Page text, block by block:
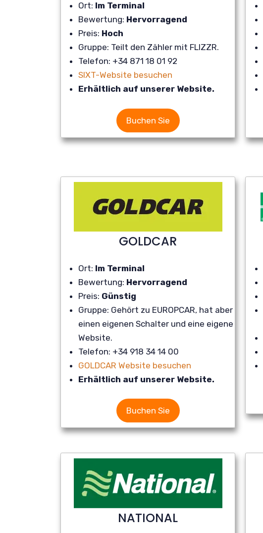
Ort: Im Terminal
Bewertung: Hervorragend
Preis: Hoch
Gruppe: Teilt den Zähler mit FLIZZR.
Telefon: +34 871 18 01 92
SIXT-Website besuchen
Erhältlich auf unserer Website.
Buchen Sie
GOLDCAR
Ort: Im Terminal
Bewertung: Hervorragend
Preis: Günstig
Gruppe: Gehört zu EUROPCAR, hat aber
einen eigenen Schalter und eine eigene
Website.
Telefon: +34 918 34 14 00
GOLDCAR Website besuchen
Erhältlich auf unserer Website.
Buchen Sie
NATIONAL